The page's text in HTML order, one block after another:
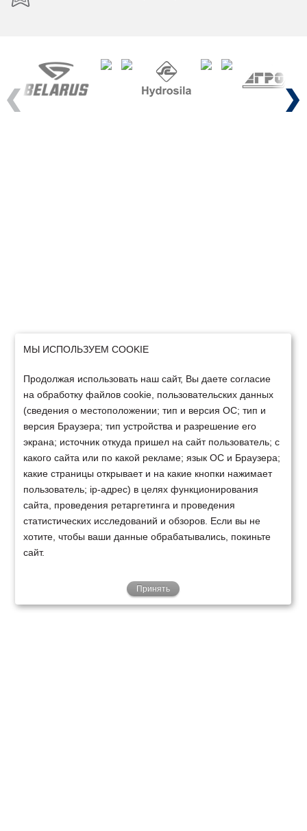
Previous Next
МЫ ИСПОЛЬЗУЕМ COOKIE
Продолжая использовать наш сайт, Вы даете согласие
на обработку файлов cookie, пользовательских данных
(сведения о местоположении; тип и версия ОС; тип и
версия Браузера; тип устройства и разрешение его
экрана; источник откуда пришел на сайт пользователь; с
какого сайта или по какой рекламе; язык ОС и Браузера;
какие страницы открывает и на какие кнопки нажимает
пользователь; ip-адрес) в целях функционирования
сайта, проведения ретаргетинга и проведения
статистических исследований и обзоров. Если вы не
хотите, чтобы ваши данные обрабатывались, покиньте
сайт.
Принять